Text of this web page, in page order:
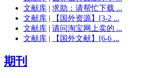
文献库 | 求助：请帮忙下载 ...
文献库 |
【国外资源】[3-2 ...
文献库 | 请问淘宝网上卖的 ...
文献库 | 【国外文献】[6-6 ...
期刊